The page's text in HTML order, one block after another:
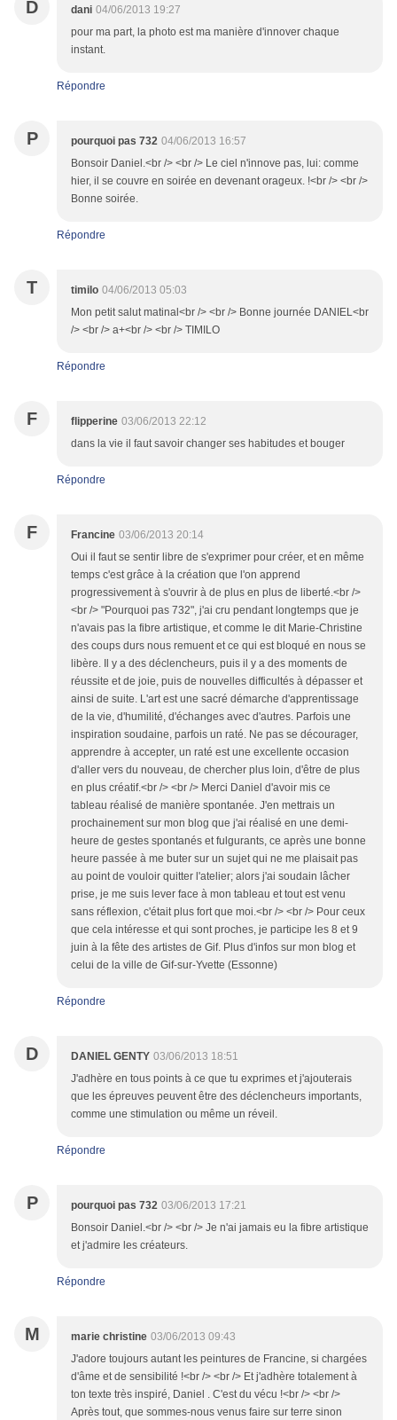
D dani 04/06/2013 19:27
pour ma part, la photo est ma manière d'innover chaque
instant.
Répondre
P pourquoi pas 732 04/06/2013 16:57
Bonsoir Daniel.<br /> <br /> Le ciel n'innove pas, lui: comme
hier, il se couvre en soirée en devenant orageux. !<br /> <br />
Bonne soirée.
Répondre
T timilo 04/06/2013 05:03
Mon petit salut matinal<br /> <br /> Bonne journée DANIEL<br
/> <br /> a+<br /> <br /> TIMILO
Répondre
F flipperine 03/06/2013 22:12
dans la vie il faut savoir changer ses habitudes et bouger
Répondre
F Francine 03/06/2013 20:14
Oui il faut se sentir libre de s'exprimer pour créer, et en même
temps c'est grâce à la création que l'on apprend
progressivement à s'ouvrir à de plus en plus de liberté.<br />
<br /> "Pourquoi pas 732", j'ai cru pendant longtemps que je
n'avais pas la fibre artistique, et comme le dit Marie-Christine
des coups durs nous remuent et ce qui est bloqué en nous se
libère. Il y a des déclencheurs, puis il y a des moments de
réussite et de joie, puis de nouvelles difficultés à dépasser et
ainsi de suite. L'art est une sacré démarche d'apprentissage
de la vie, d'humilité, d'échanges avec d'autres. Parfois une
inspiration soudaine, parfois un raté. Ne pas se décourager,
apprendre à accepter, un raté est une excellente occasion
d'aller vers du nouveau, de chercher plus loin, d'être de plus
en plus créatif.<br /> <br /> Merci Daniel d'avoir mis ce
tableau réalisé de manière spontanée. J'en mettrais un
prochainement sur mon blog que j'ai réalisé en une demi-
heure de gestes spontanés et fulgurants, ce après une bonne
heure passée à me buter sur un sujet qui ne me plaisait pas
au point de vouloir quitter l'atelier; alors j'ai soudain lâcher
prise, je me suis lever face à mon tableau et tout est venu
sans réflexion, c'était plus fort que moi.<br /> <br /> Pour ceux
que cela intéresse et qui sont proches, je participe les 8 et 9
juin à la fête des artistes de Gif. Plus d'infos sur mon blog et
celui de la ville de Gif-sur-Yvette (Essonne)
Répondre
D DANIEL GENTY 03/06/2013 18:51
J'adhère en tous points à ce que tu exprimes et j'ajouterais
que les épreuves peuvent être des déclencheurs importants,
comme une stimulation ou même un réveil.
Répondre
P pourquoi pas 732 03/06/2013 17:21
Bonsoir Daniel.<br /> <br /> Je n'ai jamais eu la fibre artistique
et j'admire les créateurs.
Répondre
M marie christine 03/06/2013 09:43
J'adore toujours autant les peintures de Francine, si chargées
d'âme et de sensibilité !<br /> <br /> Et j'adhère totalement à
ton texte très inspiré, Daniel . C'est du vécu !<br /> <br />
Après tout, que sommes-nous venus faire sur terre sinon